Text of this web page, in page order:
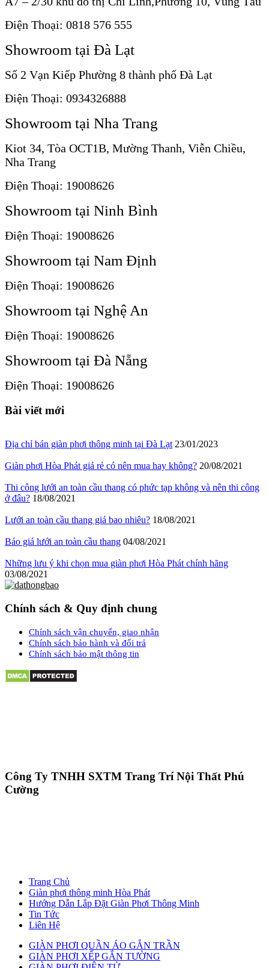
Điện Thoại: 0818 576 555
Showroom tại Đà Lạt
Số 2 Vạn Kiếp Phường 8 thành phố Đà Lạt
Điện Thoại: 0934326888
Showroom tại Nha Trang
Kiot 34, Tòa OCT1B, Mường Thanh, Viễn Chiều,
Nha Trang
Điện Thoại: 19008626
Showroom tại Ninh Bình
Điện Thoại: 19008626
Showroom tại Nam Định
Điện Thoại: 19008626
Showroom tại Nghệ An
Điện Thoại: 19008626
Showroom tại Đà Nẵng
Điện Thoại: 19008626
Bài viết mới
Địa chỉ bán giàn phơi thông minh tại Đà Lạt 23/01/2023
Giàn phơi Hòa Phát giá rẻ có nên mua hay không? 20/08/2021
Thi công lưới an toàn cầu thang có phức tạp không và nên thi công
ở đâu? 18/08/2021
Lưới an toàn cầu thang giá bao nhiêu? 18/08/2021
Báo giá lưới an toàn cầu thang 04/08/2021
Những lưu ý khi chọn mua giàn phơi Hòa Phát chính hãng
03/08/2021
Chính sách & Quy định chung
Chính sách vận chuyển, giao nhận
Chính sách bảo hành và đổi trả
Chính sách bảo mật thông tin
Công Ty TNHH SXTM Trang Trí Nội Thất Phú
Cường
Trang Chủ
Giàn phơi thông minh Hòa Phát
Hướng Dẫn Lắp Đặt Giàn Phơi Thông Minh
Tin Tức
Liên Hệ
GIÀN PHƠI QUẦN ÁO GẮN TRẦN
GIÀN PHƠI XẾP GẮN TƯỜNG